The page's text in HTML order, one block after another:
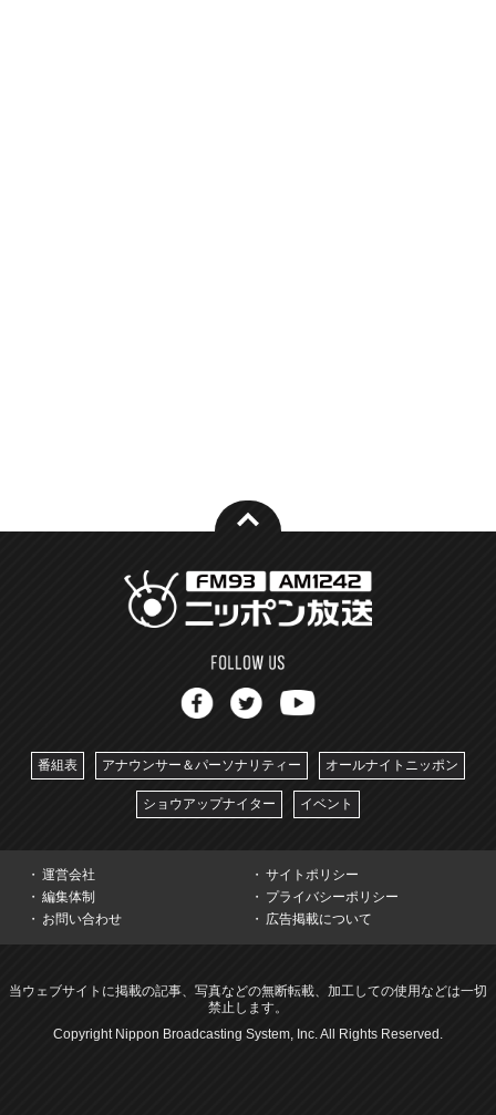
番組表 アナウンサー＆パーソナリティー オールナイトニッポン
ショウアップナイター イベント
運営会社
サイトポリシー
編集体制
プライバシーポリシー
お問い合わせ
広告掲載について
当ウェブサイトに掲載の記事、写真などの無断転載、加工しての使用などは一切
禁止します。
Copyright Nippon Broadcasting System, Inc. All Rights Reserved.